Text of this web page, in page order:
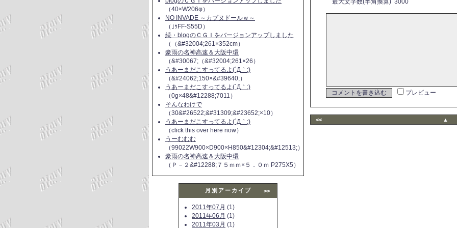
（40×W206φ）
NO INVADE ～カプヌドールｗ～
（｣ｩFF-S55D）
続・blogのＣＧＩをバージョンアップしました
（（&#32004;261×352cm）
豪雨の名神高速＆大阪中環
（&#30067;（&#32004;261×26）
うあーまだこすってるよ(´Д｀;)
（&#24062;150×&#39640;）
うあーまだこすってるよ(´Д｀;)
（0g×48&#12288;7011）
そんなわけで
（30&#26522;&#31309;&#23652;×10）
うあーまだこすってるよ(´Д｀;)
（click this over here now）
うーむむむ
（99022W900×D900×H850&#12304;&#12513;）
豪雨の名神高速＆大阪中環
（Ｐ－２&#12288;７５ｍｍ×５．０ｍ P275X5）
月別アーカイブ >>
2011年07月 (1)
2011年06月 (1)
2011年03月 (1)
最大文字数(半角換算) 3000
プレビュー
<< ▲